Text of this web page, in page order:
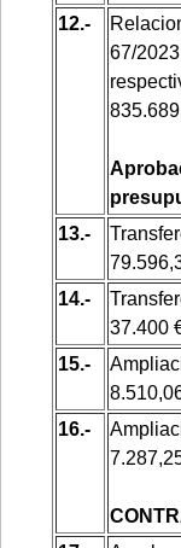
12.-
67/
13.-
14.-
37.400
15.-
16.-